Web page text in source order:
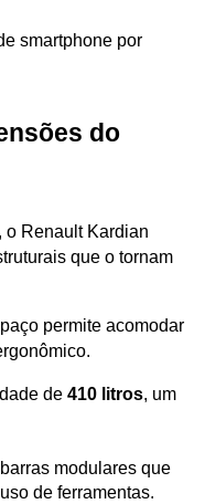
smartphone por
do
o Renault Kardian
que o tornam
permite acomodar
de 410 litros, um
modulares que
de ferramentas.